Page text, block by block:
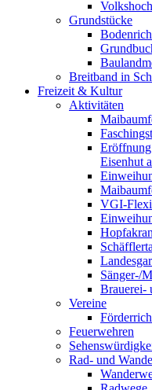
Grundstücke
Breitband in
Freizeit & Kultur
Aktivitäten
Eisenhut
VGI-Flexi
Sänger-/
Brauerei-
Vereine
Feuerwehren
Rad- und